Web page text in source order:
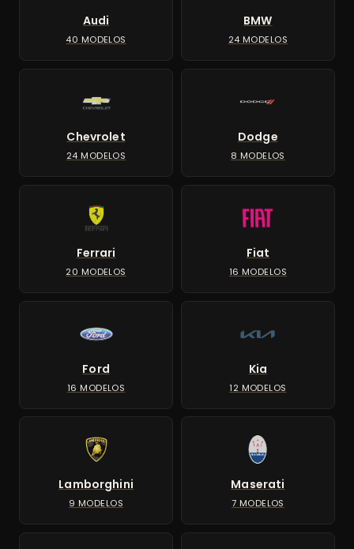
Audi
40 MODELOS
BMW
24 MODELOS
Chevrolet
24 MODELOS
Dodge
8 MODELOS
Ferrari
20 MODELOS
Fiat
16 MODELOS
Ford
16 MODELOS
Kia
12 MODELOS
Lamborghini
9 MODELOS
Maserati
7 MODELOS